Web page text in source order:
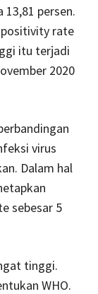
13,81 persen.
positivity rate
itu terjadi
2020
virus
Dalam hal
sebesar 5
tinggi.
WHO.